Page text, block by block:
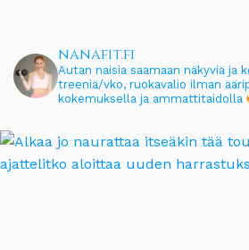
nanafit.fi
Autan naisia saamaan näkyviä ja
treeniä/vko, ruokavalio ilman
kokemuksella ja ammattitaidolla